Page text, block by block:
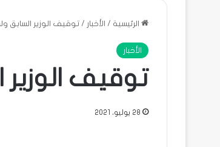
الرئيسية / الأخبار / توقيف الوزير السابق
الأخبار
توقيف الوزير
28 يوليو، 2021